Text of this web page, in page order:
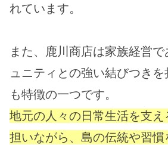
れています。
また、鹿川商店は家族経営で
ュニティとの強い結びつき
も特徴の一つです。
地元の人々の日常生活を支え
担いながら、島の伝統や習